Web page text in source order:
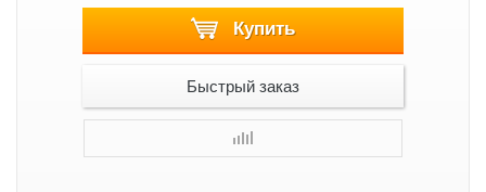
Купить
Быстрый заказ